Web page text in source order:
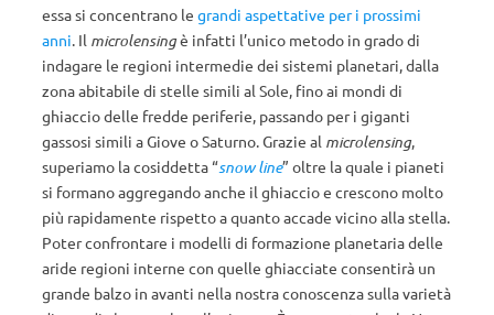
essa si concentrano le grandi aspettative per i prossimi
anni. Il microlensingè infatti l’unico metodo in grado di
indagare le regioni intermedie dei sistemi planetari, dalla
zona abitabile di stelle simili al Sole, fino ai mondi di
ghiaccio delle fredde periferie, passando per i giganti
gassosi simili a Giove o Saturno. Grazie al microlensing,
superiamo la cosiddetta “snow line” oltre la quale i pianeti
si formano aggregando anche il ghiaccio e crescono molto
più rapidamente rispetto a quanto accade vicino alla stella.
Poter confrontare i modelli di formazione planetaria delle
aride regioni interne con quelle ghiacciate consentirà un
grande balzo in avanti nella nostra conoscenza sulla varietà